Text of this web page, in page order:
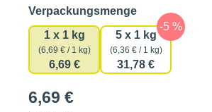
Verpackungsmengeauswählen
1 x 1 kg
(6,69 € / 1 kg)
6,69 €
5 x 1 kg
(6,36 € / 1 kg)
31,78 €
6,69 €